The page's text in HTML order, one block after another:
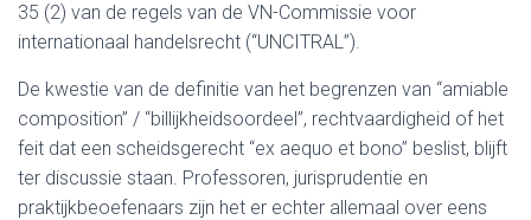
35 (2) van de regels van de VN-Commissie voor
internationaal handelsrecht (“UNCITRAL”).
De kwestie van de definitie van het begrenzen van “amiable
composition” / “billijkheidsoordeel”, rechtvaardigheid of het
feit dat een scheidsgerecht “ex aequo et bono” beslist, blijft
ter discussie staan. Professoren, jurisprudentie en
praktijkbeoefenaars zijn het er echter allemaal over eens